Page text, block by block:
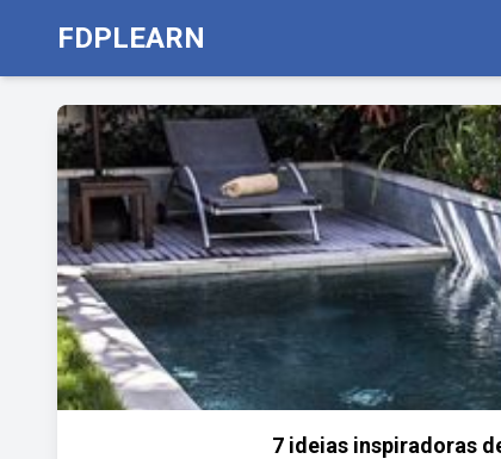
FDPLEARN
7 ideias inspiradoras